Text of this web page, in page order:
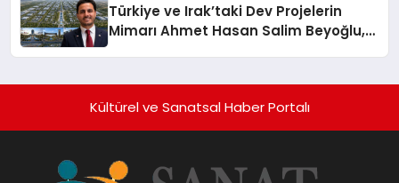
Türkiye ve Irak’taki Dev Projelerin
Mimarı Ahmet Hasan Salim Beyoğlu,
Hayata Geçirecek
Kültürel ve Sanatsal Haber Portalı